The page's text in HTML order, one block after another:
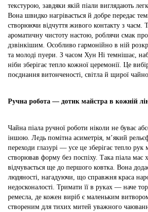
текстурою, завдяки якій піали виглядають
Вона швидко нагрівається й добре передає
створюючи відчуття живого контакту з чаєм.
ароматичну чистоту настою, роблячи смак
дзвінкішим. Особливо гармонійно в ній
та молоді пуери. З часом Хун Ні темнішає,
ніби зберігає тепло кожної церемонії. Це
поєднання витонченості, світла й щирої
Ручна робота — дотик майстра в кожній
Чайна піала ручної роботи ніколи не буває
іншою. Ледь помітна асиметрія, м’який
переходи глазурі — усе це зберігає тепло рук
створював форму без поспіху. Така піала має
відчувається ще до першого ковтка. Вона
людяності, нагадуючи, що справжня краса
недосконалості. Тримати її в руках — наче
ремесла, де кожен виріб є маленьким
створеним для тихих митей уважного